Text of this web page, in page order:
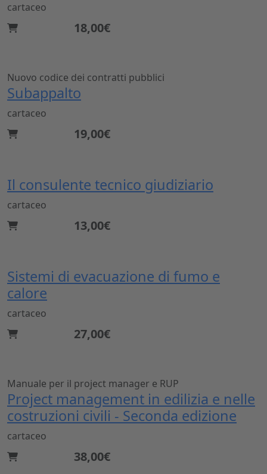
cartaceo
18,00€
Nuovo codice dei contratti pubblici
Subappalto
cartaceo
19,00€
Il consulente tecnico giudiziario
cartaceo
13,00€
Sistemi di evacuazione di fumo e
calore
cartaceo
27,00€
Manuale per il project manager e RUP
Project management in edilizia e nelle
costruzioni civili - Seconda edizione
cartaceo
38,00€